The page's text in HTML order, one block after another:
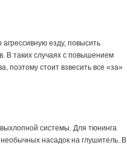
езду, повысить
В таких случаях с повышением
поэтому стоит взвесить все «за»
системы. Для тюнинга
насадок на глушитель. В